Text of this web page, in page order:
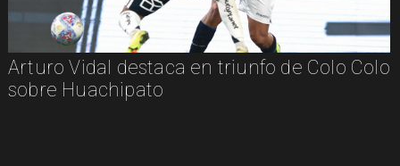
Arturo Vidal destaca en triunfo de Colo Colo
sobre Huachipato